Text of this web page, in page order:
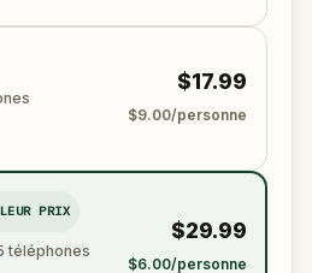
$17.99
$9.00/personne
PRIX
téléphones
$29.99
$6.00/personne